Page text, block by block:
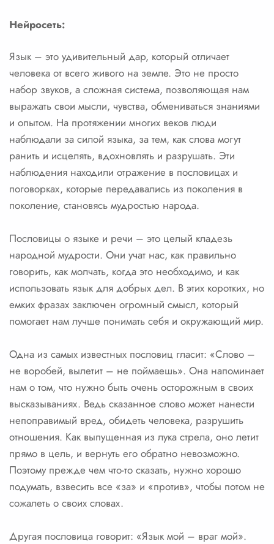
Нейросеть:
Язык – это удивительный дар, который отличает
человека от всего живого на земле. Это не просто
набор звуков, а сложная система, позволяющая нам
выражать свои мысли, чувства, обмениваться знаниями
и опытом. На протяжении многих веков люди
наблюдали за силой языка, за тем, как слова могут
ранить и исцелять, вдохновлять и разрушать. Эти
наблюдения находили отражение в пословицах и
поговорках, которые передавались из поколения в
поколение, становясь мудростью народа.
Пословицы о языке и речи – это целый кладезь
народной мудрости. Они учат нас, как правильно
говорить, как молчать, когда это необходимо, и как
использовать язык для добрых дел. В этих коротких, но
емких фразах заключен огромный смысл, который
помогает нам лучше понимать себя и окружающий мир.
Одна из самых известных пословиц гласит: «Слово –
не воробей, вылетит – не поймаешь». Она напоминает
нам о том, что нужно быть очень осторожным в своих
высказываниях. Ведь сказанное слово может нанести
непоправимый вред, обидеть человека, разрушить
отношения. Как выпущенная из лука стрела, оно летит
прямо в цель, и вернуть его обратно невозможно.
Поэтому прежде чем что-то сказать, нужно хорошо
подумать, взвесить все «за» и «против», чтобы потом не
сожалеть о своих словах.
Другая пословица говорит: «Язык мой – враг мой».